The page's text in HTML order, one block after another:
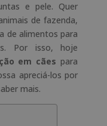
e pele. Quer
de fazenda,
de alimentos para
Por isso, hoje
em cães para
apreciá-los por
mais.